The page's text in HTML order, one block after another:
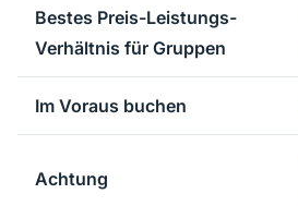
Bestes Preis-Leistungs-
Verhältnis für Gruppen
Im Voraus buchen
Achtung